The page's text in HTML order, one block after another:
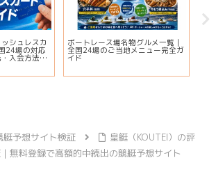
シュレスカ
24場の対応
入会方法ま
ボートレース場名物グルメ一覧｜
全国24場のご当地メニュー完全ガ
イド
艇予想サイト検証
皇艇（KOUTEI）の評
無料登録で高額的中続出の競艇予想サイト